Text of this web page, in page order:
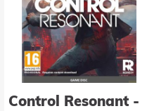
Control Resonant -